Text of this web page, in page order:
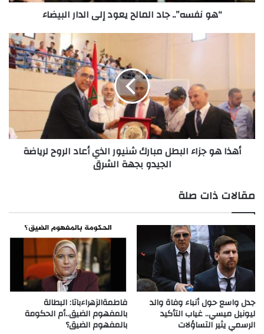
“هو نفسه”.. جاد المالح يعود إلى الدار البيضاء
مبارك
شنيور
الذي
أعاد
الروح
لرياضةأهذا هو جزاء البطل مبارك شنيور الذي أعاد الروح لرياضة
الجيدو بجهة الشرق
مقالات ذات صلة
جدل واسع حول أنباء وفاة والد
ليونيل ميسي.. غياب التأكيد
الرسمي يثير التساؤلات
فاطمةالزهراءباتا: البطالة
بالمفهوم الضيق..أم الحكومة
بالمفهوم الضيق؟